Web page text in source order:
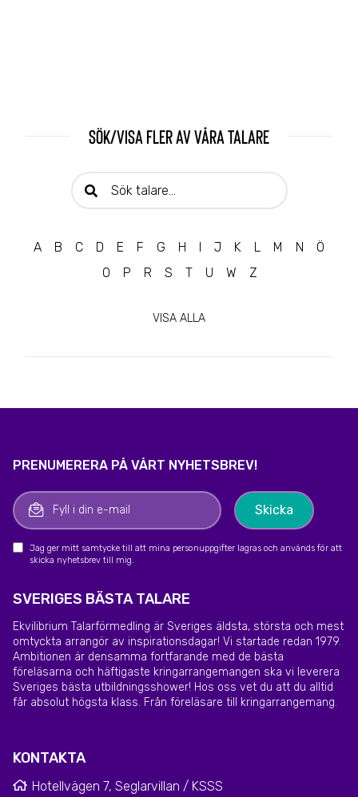
Sök/visa fler av våra talare
Sök talare:
A B C D E F G H I J K L M N
Ö
O
P R S T U W Z
VISA ALLA
KONTAKTA
Hotellvägen 7, Seglarvillan / KSSS
SVERIGES BÄSTA TALARE
Ekvilibrium Talarförmedling är Sveriges äldsta, största och mest
omtyckta arrangör av inspirationsdagar! Vi startade redan 1979.
Ambitionen är densamma fortfarande med de bästa
föreläsarna och häftigaste kringarrangemangen ska vi leverera
Sveriges bästa utbildningsshower! Hos oss vet du att du alltid
får absolut högsta klass. Från föreläsare till kringarrangemang.
PRENUMERERA PÅ VÅRT NYHETSBREV!
Jag ger mitt samtycke till att mina personuppgifter lagras och används för att
skicka nyhetsbrev till mig.